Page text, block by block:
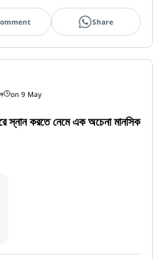
Share
on 9 May
স্নান করতে নেমে এক অচেনা মানসিক